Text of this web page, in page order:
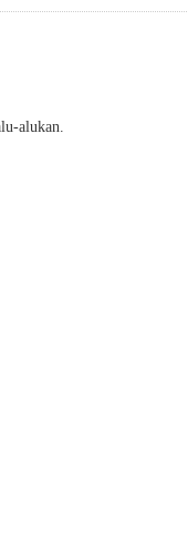
alukan.